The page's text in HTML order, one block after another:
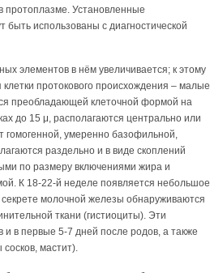
протоплазме. Установленные
использованы с диагностической
элементов в нём увеличивается; к этому
протокового происхождения – малые
преобладающей клеточной формой на
до 15 μ, располагаются центрально или
гомогенной, умеренно базофильной,
раздельно и в виде скоплений
по размеру включениями жира и
К 18-22-й неделе появляется небольшое
молочной железы обнаруживаются
ткани (гистиоциты). Эти
в первые 5-7 дней после родов, а также
мастит).